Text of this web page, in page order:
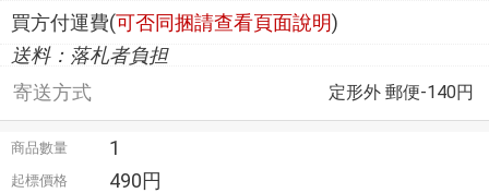
買方付運費(可否同捆請查看頁面說明)
送料：落札者負担
寄送方式
定形外 郵便-140円
商品數量 1
起標價格 490円